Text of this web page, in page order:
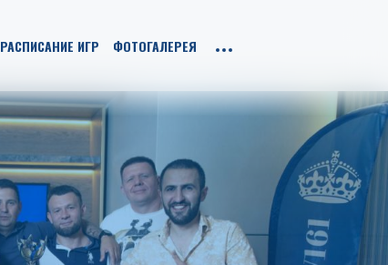
РАСПИСАНИЕ ИГР ФОТОГАЛЕРЕЯ